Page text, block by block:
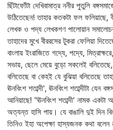
ছিঁটাফোঁটা দেখিবামাত্র ননীর পুতুলি
উঠিতেছেন! তাহার কতকটা ফল ফলিয়াছে,
লেখক ও পদ্য লেখকগণ পালোয়ান
তাহাদের মুখে বীররসের টুকরা ফেলিয়া
বাংলায় ইংরাজিতে গদ্যে, পদ্যে,
সভায়, ছেলে মেয়ে বুড়ো সকলেই
বলিতেছে বা কেহই যে বুঝিয়া বলিতেছে
ঊনবিংশ শতাব্দী', ঊনবিংশ শতাব্দীটা যেন
আনিয়াছে! "ঊনবিংশ শতাব্দী' নামক একটা
অত্যন্ত হাসি পায়। যে বাঙালি দুই দিন
তিনিও ইহা অপেক্ষা হাস্যজনক কথা বলেন